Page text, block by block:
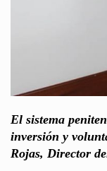
El sistema
inversión y
Rojas, Director